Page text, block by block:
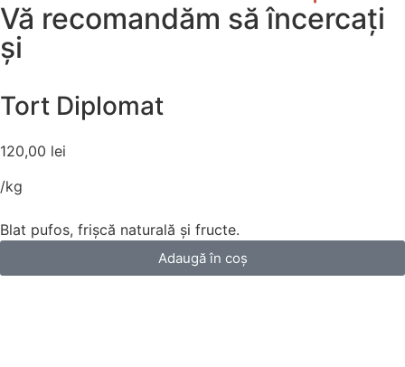
Vă recomandăm să încercați
și
Tort Diplomat
120,00 lei
/kg
Blat pufos, frișcă naturală și fructe.
Adaugă în coș